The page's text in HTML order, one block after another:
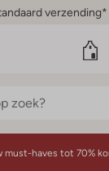
verzending*
must-haves tot 70%